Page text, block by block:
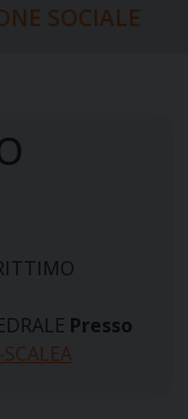
SOCIALE
Presso